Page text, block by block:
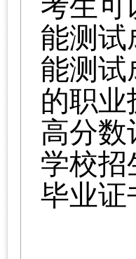
考生可
能测试
能测试
的职业
高分数
学校招
毕业证